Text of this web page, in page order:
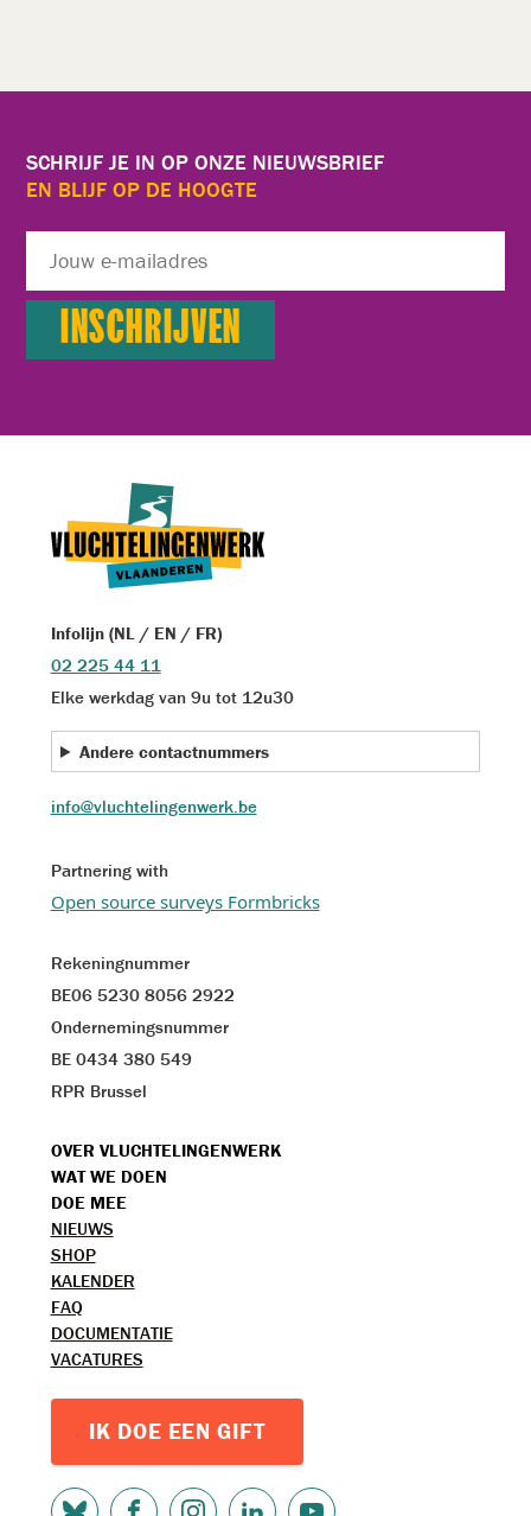
SCHRIJF JE IN OP ONZE NIEUWSBRIEF
EN BLIJF OP DE HOOGTE
Infolijn (NL / EN / FR)
02 225 44 11
Elke werkdag van 9u tot 12u30
Andere contactnummers
info@vluchtelingenwerk.be
Partnering with
Open source surveys Formbricks
Rekeningnummer
BE06 5230 8056 2922
Ondernemingsnummer
BE 0434 380 549
RPR Brussel
VOET
MENU
OVER VLUCHTELINGENWERK
WAT WE DOEN
DOE MEE
TOPMENU
NIEUWS
SHOP
KALENDER
FAQ
DOCUMENTATIE
VACATURES
IK DOE EEN GIFT